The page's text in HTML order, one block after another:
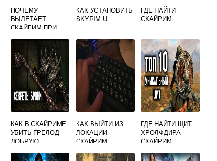
ПОЧЕМУ
ВЫЛЕТАЕТ
СКАЙРИМ ПРИ
КАК УСТАНОВИТЬ
SKYRIM UI
ГДЕ НАЙТИ
СКАЙРИМ
КАК В СКАЙРИМЕ
УБИТЬ ГРЕЛОД
ДОБРУЮ
КАК ВЫЙТИ ИЗ
ЛОКАЦИИ
СКАЙРИМ
ГДЕ НАЙТИ ЩИТ
ХРОЛФДИРА
СКАЙРИМ